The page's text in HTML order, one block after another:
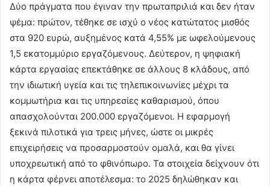
Δύο πράγματα που έγιναν την πρωταπριλιά και δεν ήταν
ψέμα: πρώτον, τέθηκε σε ισχύ ο νέος κατώτατος μισθός
στα 920 ευρώ, αυξημένος κατά 4,55% με ωφελούμενους
1,5 εκατομμύριο εργαζόμενους. Δεύτερον, η ψηφιακή
κάρτα εργασίας επεκτάθηκε σε άλλους 8 κλάδους, από
την ιδιωτική υγεία και τις τηλεπικοινωνίες μέχρι τα
κομμωτήρια και τις υπηρεσίες καθαρισμού, όπου
απασχολούνται 200.000 εργαζόμενοι. Η εφαρμογή
ξεκινά πιλοτικά για τρεις μήνες, ώστε οι μικρές
επιχειρήσεις να προσαρμοστούν ομαλά, και θα γίνει
υποχρεωτική από το φθινόπωρο. Τα στοιχεία δείχνουν ότι
η κάρτα φέρνει αποτέλεσμα: το 2025 δηλώθηκαν και